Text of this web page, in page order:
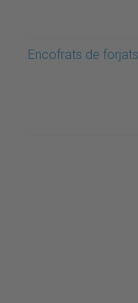
Encofrats de